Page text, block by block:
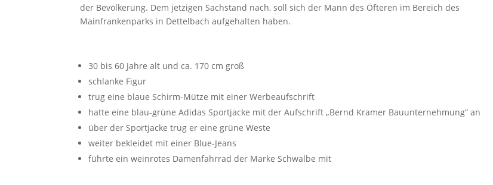
der Bevölkerung. Dem jetzigen Sachstand nach, soll sich der Mann des Öfteren im Bereich des
Mainfrankenparks in Dettelbach aufgehalten haben.
30 bis 60 Jahre alt und ca. 170 cm groß
schlanke Figur
trug eine blaue Schirm-Mütze mit einer Werbeaufschrift
hatte eine blau-grüne Adidas Sportjacke mit der Aufschrift „Bernd Kramer Bauunternehmung“ an
über der Sportjacke trug er eine grüne Weste
weiter bekleidet mit einer Blue-Jeans
führte ein weinrotes Damenfahrrad der Marke Schwalbe mit